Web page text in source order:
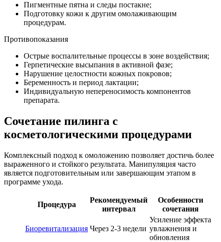
Пигментные пятна и следы постакне;
Подготовку кожи к другим омолаживающим
процедурам.
Противопоказания
Острые воспалительные процессы в зоне воздействия;
Герпетические высыпания в активной фазе;
Нарушение целостности кожных покровов;
Беременность и период лактации;
Индивидуальную непереносимость компонентов
препарата.
Сочетание пилинга с
косметологическими процедурами
Комплексный подход к омоложению позволяет достичь более
выраженного и стойкого результата. Манипуляция часто
является подготовительным или завершающим этапом в
программе ухода.
Процедура
Рекомендуемый
интервал
Особенности
сочетания
Биоревитализация Через 2-3 недели
Усиление эффекта
увлажнения и
обновления